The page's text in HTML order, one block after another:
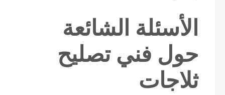
الأسئلة الشائعة
حول فني تصليح
ثلاجات